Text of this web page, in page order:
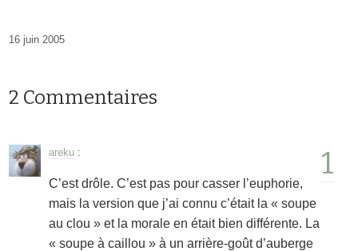
16 juin 2005
2 Commentaires
1
areku :
C’est drôle. C’est pas pour casser l’euphorie,
mais la version que j’ai connu c’était la « soupe
au clou » et la morale en était bien différente. La
« soupe à caillou » à un arrière-goût d’auberge